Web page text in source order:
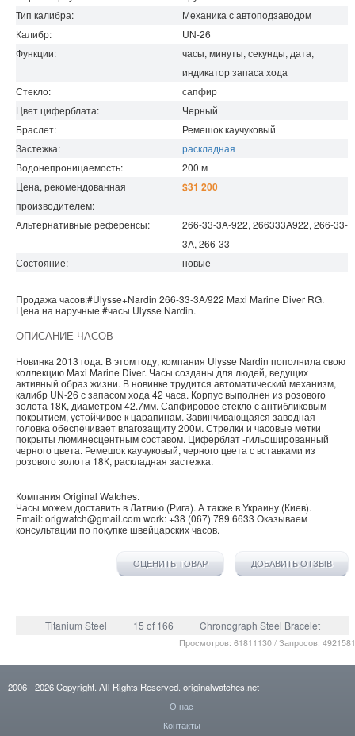
Тип калибра:
Механика с автоподзаводом
Калибр:
UN-26
Функции:
часы, минуты, секунды, дата,
индикатор запаса хода
Стекло:
сапфир
Цвет циферблата:
Черный
Браслет:
Ремешок каучуковый
Застежка:
раскладная
Водонепроницаемость: 200 м
Цена, рекомендованная
производителем:
$31 200
Альтернативные референсы:
266-33-3A-922, 266333A922, 266-33-
3A, 266-33
Состояние:
новые
Продажа часов:#Ulysse+Nardin 266-33-3A/922 Maxi Marine Diver RG.
Цена на наручные #часы Ulysse Nardin.
ОПИСАНИЕ ЧАСОВ
Новинка 2013 года. В этом году, компания Ulysse Nardin пополнила свою
коллекцию Maxi Marine Diver. Часы созданы для людей, ведущих
активный образ жизни. В новинке трудится автоматический механизм,
калибр UN-26 с запасом хода 42 часа. Корпус выполнен из розового
золота 18К, диаметром 42.7мм. Сапфировое стекло с антибликовым
покрытием, устойчивое к царапинам. Завинчивающаяся заводная
головка обеспечивает влагозащиту 200м. Стрелки и часовые метки
покрыты люминесцентным составом. Циферблат -гильошированный
черного цвета. Ремешок каучуковый, черного цвета с вставками из
розового золота 18К, раскладная застежка.
Компания Original Watches.
Часы можем доставить в Латвию (Рига). А также вУкраину (Киев).
Email:origwatch@gmail.com work:+38 (067) 789 6633 Оказываем
консультации по покупке швейцарских часов.
ОЦЕНИТЬ ТОВАР ДОБАВИТЬ ОТЗЫВ
Titanium Steel 15 of 166 Chronograph Steel Bracelet
Просмотров: 61811130 / Запросов:
2006- 2026Copyright. All Rights Reserved. originalwatches.net
О нас
Контакты